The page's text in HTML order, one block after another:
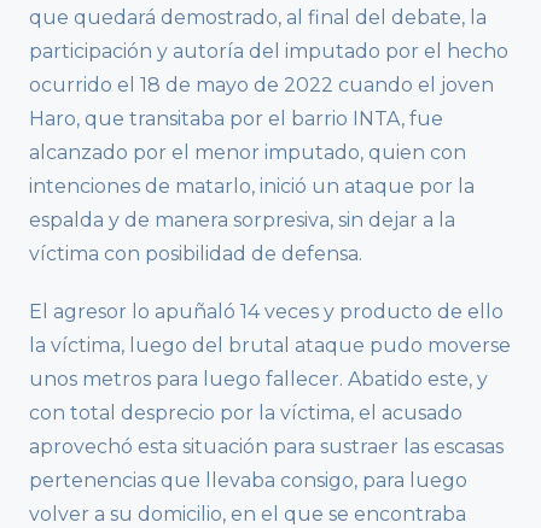
que quedará demostrado, al final del debate, la
participación y autoría del imputado por el hecho
ocurrido el 18 de mayo de 2022 cuando el joven
Haro, que transitaba por el barrio INTA, fue
alcanzado por el menor imputado, quien con
intenciones de matarlo, inició un ataque por la
espalda y de manera sorpresiva, sin dejar a la
víctima con posibilidad de defensa.
El agresor lo apuñaló 14 veces y producto de ello
la víctima, luego del brutal ataque pudo moverse
unos metros para luego fallecer. Abatido este, y
con total desprecio por la víctima, el acusado
aprovechó esta situación para sustraer las escasas
pertenencias que llevaba consigo, para luego
volver a su domicilio, en el que se encontraba